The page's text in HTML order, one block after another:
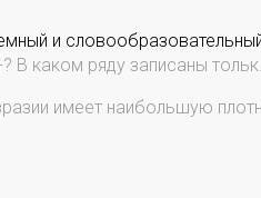
и
В каком ряду записаны
имеет наибольшую